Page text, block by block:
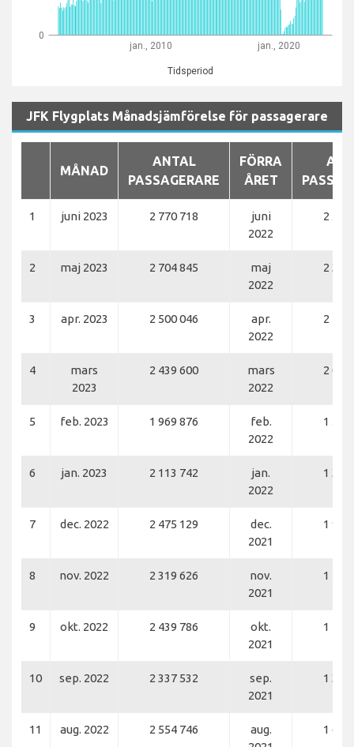
jan., 2010 jan., 2020
Tidsperiod
0
JFK Flygplats Månadsjämförelse för passagerare
MÅNAD
ANTAL
PASSAGERARE
FÖRRA
ÅRET
1 juni 2023 2 770 718
juni
2022
2 547
2 maj 2023 2 704 845
maj
2022
2 379
3 apr. 2023 2 500 046
apr.
2022
2 208
4
mars
2023
2 439 600
mars
2022
2 007
5 feb. 2023 1 969 876
feb.
2022
1 529
6 jan. 2023 2 113 742
jan.
2022
1 399
7 dec. 2022 2 475 129
dec.
2021
1 987
8 nov. 2022 2 319 626
nov.
2021
1 723
9 okt. 2022 2 439 786
okt.
2021
1 460
10 sep. 2022 2 337 532
sep.
2021
1 376
11 aug. 2022 2 554 746
aug.
1 698